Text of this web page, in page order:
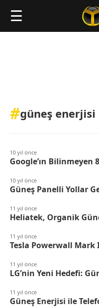
☰
#güneş enerjisi
10 yıl önce
Google’ın Bilinmeyen
10 yıl önce
Güneş Panelli Yollar
11 yıl önce
Heliatek, Organik
11 yıl önce
Tesla Powerwall Mark
11 yıl önce
LG’nin Yeni Hedefi:
11 yıl önce
Güneş Enerjisi ile